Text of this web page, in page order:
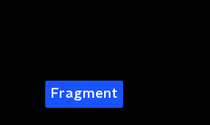
Fragment